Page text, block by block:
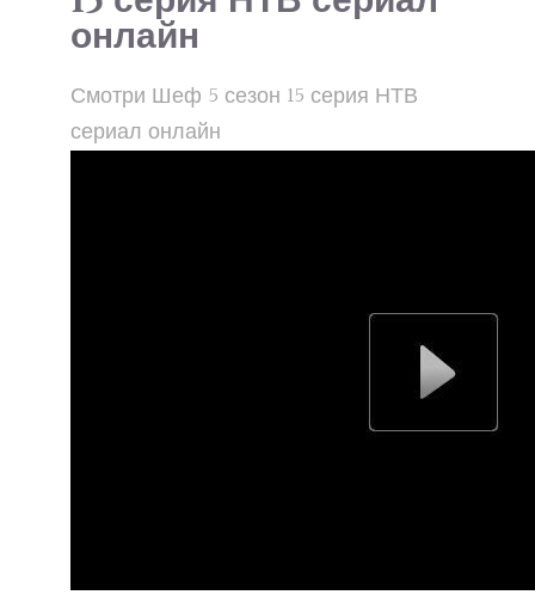
онлайн
Смотри Шеф 5 сезон 15 серия НТВ
сериал онлайн